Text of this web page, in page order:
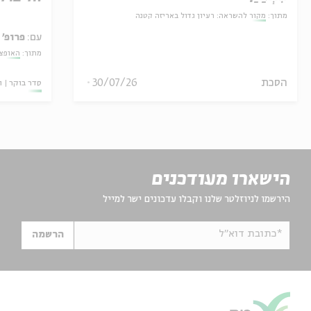
מתוך: מקור להשראה: רעיון גדול באריזה קטנה
הסכת 30/07/26
עם: פרופ'
מתוך:
סדר בוקר
הישארו מעודכנים
הירשמו לניוזלטר שלנו וקבלו עדכונים ישר למייל
*כתובת דוא"ל הרשמה